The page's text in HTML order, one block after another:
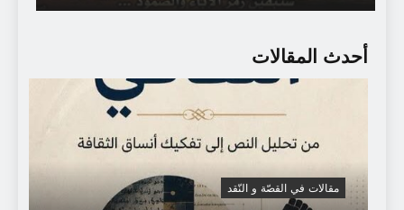
أحدث المقالات
مقالات في القصّة و النّقد